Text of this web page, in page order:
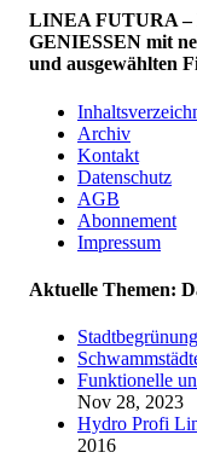
LINEA FUTURA –
GENIESSEN mit
und ausgewählten
Archiv
Kontakt
Datenschutz
AGB
Abonnement
Impressum
Aktuelle Themen:
Funktionelle
Nov 28, 2023
Hydro Profi
2016